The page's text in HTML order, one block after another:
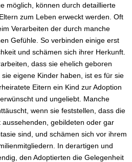
möglich, können durch detaillierte
zum Leben erweckt werden. Oft
Verarbeiten der durch manche
Gefühle. So verbinden einige erst
und schämen sich ihrer Herkunft.
dass sie ehelich geboren
eigene Kinder haben, ist es für sie
Eitern ein Kind zur Adoption
und ungeliebt. Manche
wenn sie feststellen, dass die
gebildeten oder gar
sind, und schämen sich vor ihrem
In derartigen und
den Adoptierten die Gelegenheit